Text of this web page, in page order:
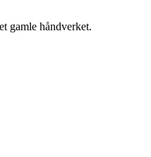
gamle håndverket.